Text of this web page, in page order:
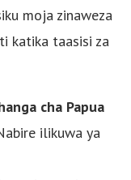
moja zinaweza
katika taasisi za
cha Papua
ilikuwa ya